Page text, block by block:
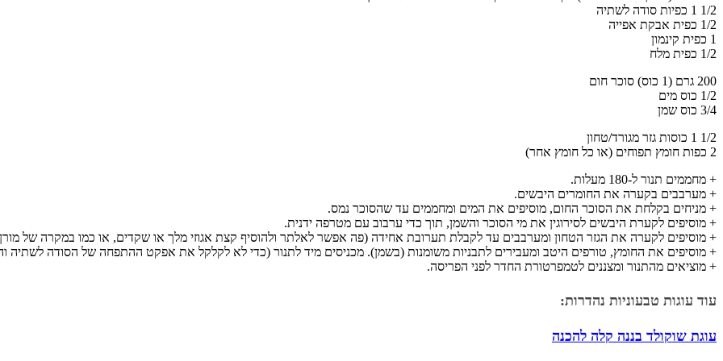
1/2 1 כפיות סודה לשתיה
1/2 כפית אבקת אפייה
1 כפית קינמון
1/2 כפית מלח
200 גרם (1 כוס) סוכר חום
1/2 כוס מים
3/4 כוס שמן
1/2 1 כוסות גזר מגורד/טחון
2 כפות חומץ תפוחים (או כל חומץ אחר)
+ מחממים תנור ל-180 מעלות.
+ מערבבים בקערה את החומרים היבשים.
+ מניחים בקלחת את הסוכר החום, מוסיפים את המים ומחממים עד שהסוכר נמס.
+ מוסיפים לקערת היבשים לסירוגין את מי הסוכר והשמן, תוך כדי ערבוב עם מטרפה ידנית.
+ מוסיפים לקערה את הגזר הטחון ומערבבים עד לקבלת תערובת אחידה (פה אפשר לאלתר ולהוסיף קצת אגוזי מלך או שקדים, או כמו במקרה של מורן
+ מוסיפים את החומץ, טורפים היטב ומעבירים לתבניות משומנות (בשמן). מכניסים מיד לתנור (כדי לא לקלקל את אפקט ההתפחה של הסודה לשתיה והחומץ) ל-30 דקות, עד
+ מוציאים מהתנור ומצננים לטמפרטורת החדר לפני הפריסה.
עוד עוגות טבעוניות נהדרות:
עוגת שוקולד בננה קלה להכנה